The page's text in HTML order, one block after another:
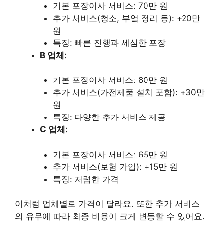
기본 포장이사 서비스: 70만 원
추가 서비스(청소, 부엌 정리 등): +20만
원
특징: 빠른 진행과 세심한 포장
B 업체:
기본 포장이사 서비스: 80만 원
추가 서비스(가전제품 설치 포함): +30만
원
특징: 다양한 추가 서비스 제공
C 업체:
기본 포장이사 서비스: 65만 원
추가 서비스(보험 가입): +15만 원
특징: 저렴한 가격
이처럼 업체별로 가격이 달라요. 또한 추가 서비스
의 유무에 따라 최종 비용이 크게 변동할 수 있어요.